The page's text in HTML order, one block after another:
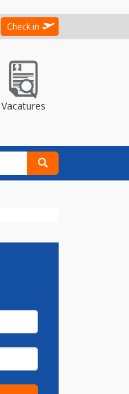
Check in
Vacatures